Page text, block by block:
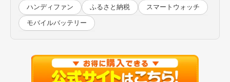
ハンディファン ふるさと納税 スマートウォッチ
モバイルバッテリー